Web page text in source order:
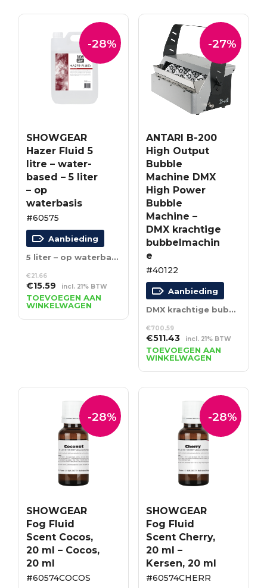
-28%
SHOWGEAR
Hazer Fluid 5
litre – water-
based – 5 liter
– op
waterbasis
#60575
Aanbieding
5 liter – op waterbasis
€21.66
Oorspronkelijke
prijs
was:
€21.66.
€15.59Huidige
prijs
is:
€15.59.
incl. 21% BTW
TOEVOEGEN AAN
WINKELWAGEN
-27%
ANTARI B-200
High Output
Bubble
Machine DMX
High Power
Bubble
Machine –
DMX krachtige
bubbelmachin
e
#40122
Aanbieding
DMX krachtige bubbelmachine
€700.59
Oorspronkelijke
prijs
was:
€700.59.
€511.43Huidige
prijs
is:
€511.43.
incl. 21% BTW
TOEVOEGEN AAN
WINKELWAGEN
-28%
SHOWGEAR
Fog Fluid
Scent Cocos,
20 ml – Cocos,
20 ml
#60574COCOS
-28%
SHOWGEAR
Fog Fluid
Scent Cherry,
20 ml –
Kersen, 20 ml
#60574CHERR